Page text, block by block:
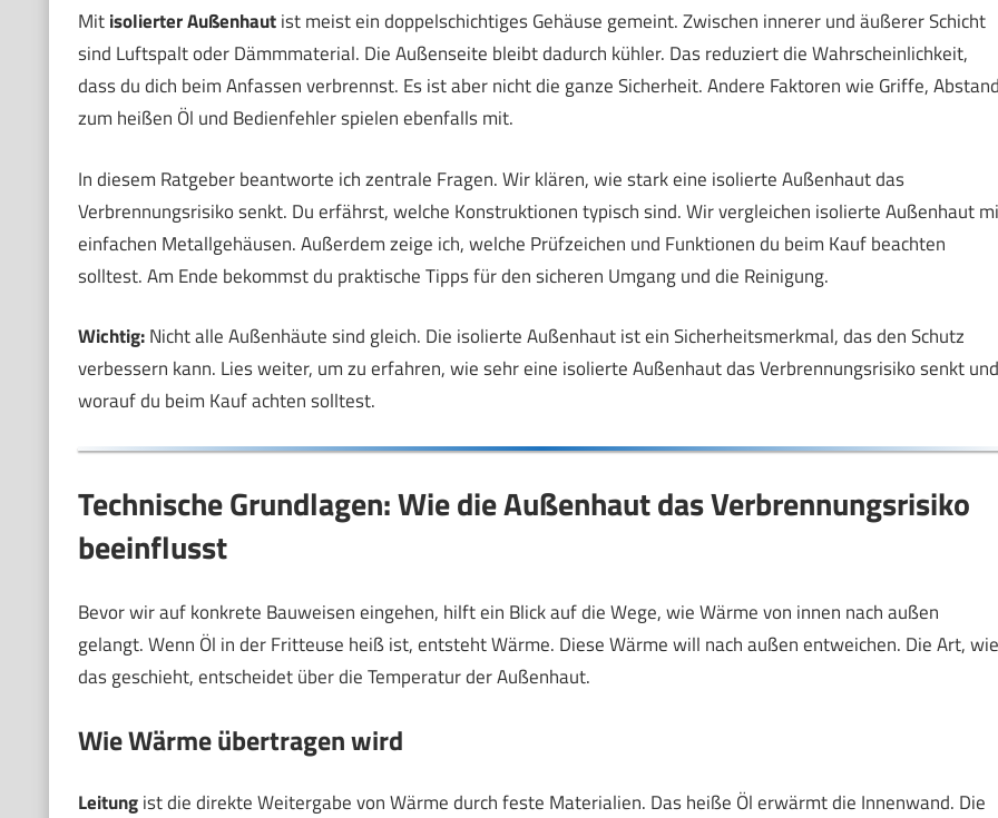
Mitisolierter Außenhautist meist ein doppelschichtiges Gehäuse gemeint. Zwischen innerer und äußerer Schicht
sind Luftspalt oder Dämmmaterial. Die Außenseite bleibt dadurch kühler. Das reduziert die Wahrscheinlichkeit,
dass du dich beim Anfassen verbrennst. Es ist aber nicht die ganze Sicherheit. Andere Faktoren wie Griffe,
zum heißen Öl und Bedienfehler spielen ebenfalls mit.
In diesem Ratgeber beantworte ich zentrale Fragen. Wir klären, wie stark eine isolierte Außenhaut das
Verbrennungsrisiko senkt. Du erfährst, welche Konstruktionen typisch sind. Wir vergleichen isolierte Außenhaut
einfachen Metallgehäusen. Außerdem zeige ich, welche Prüfzeichen und Funktionen du beim Kauf beachten
solltest. Am Ende bekommst du praktische Tipps für den sicheren Umgang und die Reinigung.
Wichtig:Nicht alle Außenhäute sind gleich. Die isolierte Außenhaut ist ein Sicherheitsmerkmal, das den Schutz
verbessern kann. Lies weiter, um zu erfahren, wie sehr eine isolierte Außenhaut das Verbrennungsrisiko senkt und
worauf du beim Kauf achten solltest.
Technische Grundlagen: Wie die Außenhaut das Verbrennungsrisiko
beeinflusst
Bevor wir auf konkrete Bauweisen eingehen, hilft ein Blick auf die Wege, wie Wärme von innen nach außen
gelangt. Wenn Öl in der Fritteuse heiß ist, entsteht Wärme. Diese Wärme will nach außen entweichen. Die Art, wie
das geschieht, entscheidet über die Temperatur der Außenhaut.
Wie Wärme übertragen wird
Leitungist die direkte Weitergabe von Wärme durch feste Materialien. Das heiße Öl erwärmt die Innenwand. Die